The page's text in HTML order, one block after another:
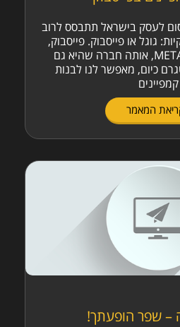
לעסק בישראל תתבסס לרוב
גוגל או פייסבוק. פייסבוק,
הנמצאת בבעלות META, אותה חברה שהיא גם
כיום, מאפשר לנו לבנות
קמפיינים
המאמר
– שפר הופעתך!